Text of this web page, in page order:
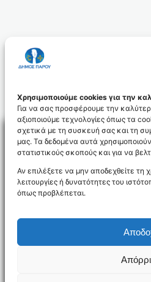
Χρησιμοποιούμε cookies για την
Για να σας προσφέρουμε την
αξιοποιούμε τεχνολογίες όπως τα
σχετικά με τη συσκευή σας και τη
μας. Τα δεδομένα αυτά
στατιστικούς σκοπούς και για να
Αν επιλέξετε να μην αποδεχθείτε τη
λειτουργίες ή δυνατότητες του
όπως προβλέπεται.
Δήλωση